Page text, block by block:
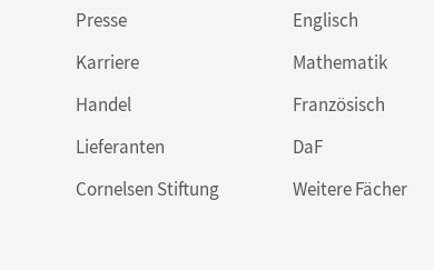
Presse
Karriere
Handel
Lieferanten
Cornelsen Stiftung
Englisch
Mathematik
Französisch
DaF
Weitere Fächer